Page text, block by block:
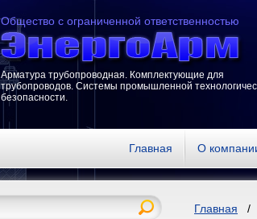
Общество с ограниченной ответственностью
Арматура трубопроводная. Комплектующие для
трубопроводов. Системы промышленной
безопасности.
Главная О
Главная /